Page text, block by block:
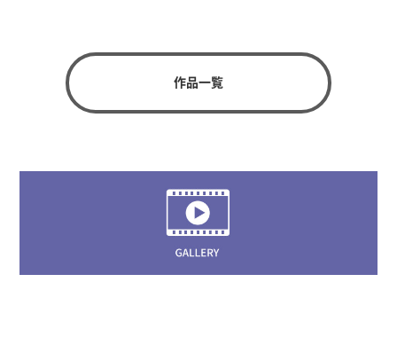
作品一覧